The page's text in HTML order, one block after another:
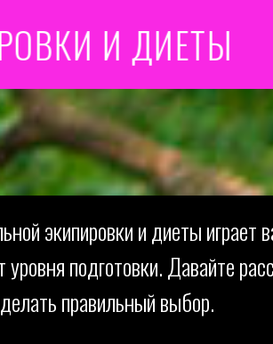
ДИЕТЫ
экипировки и диеты играет
уровня подготовки. Давайте
правильный выбор.